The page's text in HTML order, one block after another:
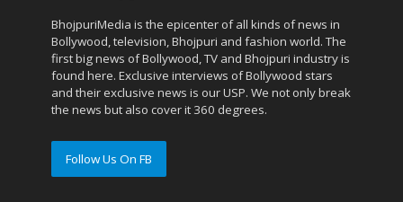
BhojpuriMedia is the epicenter of all kinds of news in
Bollywood, television, Bhojpuri and fashion world. The
first big news of Bollywood, TV and Bhojpuri industry is
found here. Exclusive interviews of Bollywood stars
and their exclusive news is our USP. We not only break
the news but also cover it 360 degrees.
Follow Us On FB